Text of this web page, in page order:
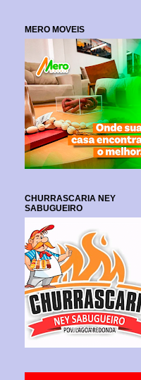
MERO MOVEIS
CHURRASCARIA NEY
SABUGUEIRO